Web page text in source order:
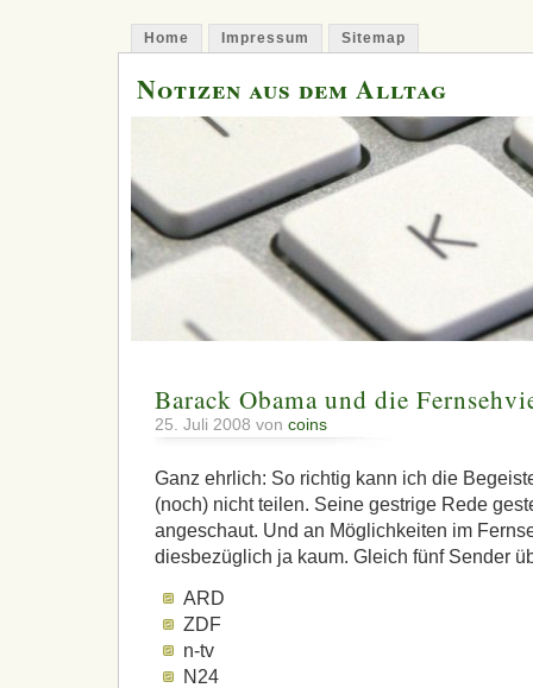
Home Impressum Sitemap
Notizen aus dem Alltag
Barack Obama und die
25. Juli 2008 von coins
Ganz ehrlich: So richtig kann ich die
(noch) nicht teilen. Seine gestrige Rede
angeschaut. Und an Möglichkeiten im
diesbezüglich ja kaum. Gleich fünf Sender
ARD
ZDF
n-tv
N24